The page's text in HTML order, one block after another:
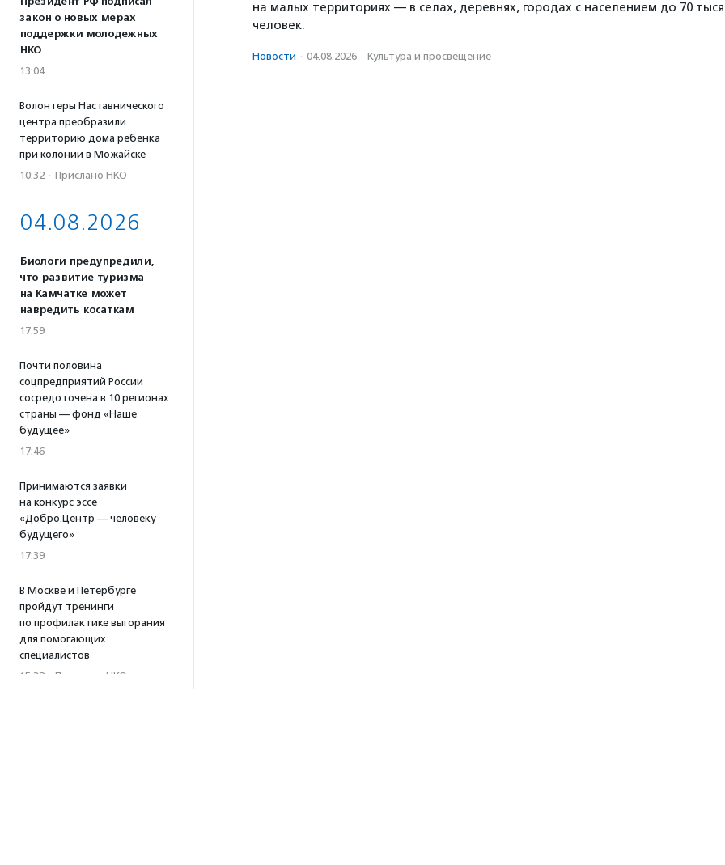
закон о новых мерах
поддержки молодежных
НКО
13:04
Волонтеры Наставнического
центра преобразили
территорию дома ребенка
при колонии в Можайске
10:32 · Прислано НКО
04.08.2026
Биологи предупредили,
что развитие туризма
на Камчатке может
навредить косаткам
17:59
Почти половина
соцпредприятий России
сосредоточена в 10 регионах
страны — фонд «Наше
будущее»
17:46
Принимаются заявки
на конкурс эссе
«Добро.Центр — человеку
будущего»
17:39
В Москве и Петербурге
пройдут тренинги
по профилактике выгорания
для помогающих
специалистов
15:32
Прислано НКО
на малых территориях — в селах, деревнях, городах с населением до 70
человек.
Новости · 04.08.2026 · Культура и просвещение